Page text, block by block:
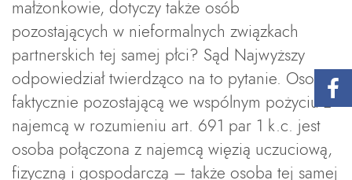
małżonkowie, dotyczy także osób
pozostających w nieformalnych związkach
partnerskich tej samej płci? Sąd Najwyższy
odpowiedział twierdząco na to pytanie. Osobą
faktycznie pozostającą we wspólnym pożyciu z
najemcą w rozumieniu art. 691 par 1 k.c. jest
osoba połączona z najemcą więzią uczuciową,
fizyczną i gospodarczą – także osoba tej samej